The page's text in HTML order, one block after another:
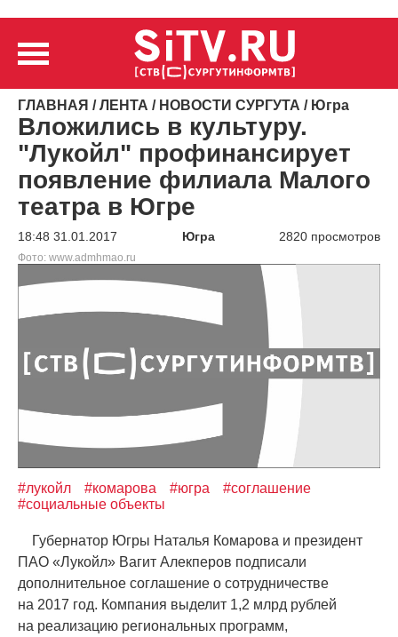
ГЛАВНАЯ /ЛЕНТА / НОВОСТИ СУРГУТА / Югра
Вложились в культуру.
"Лукойл" профинансирует
появление филиала Малого
театра в Югре
18:48 31.01.2017 Югра 2820 просмотров
Фото: www.admhmao.ru
#лукойл #комарова #югра
#соглашение
#социальные объекты
Губернатор Югры Наталья Комарова и президент
ПАО «Лукойл» Вагит Алекперов подписали
дополнительное соглашение о сотрудничестве
на 2017 год. Компания выделит 1,2 млрд рублей
на реализацию региональных программ,